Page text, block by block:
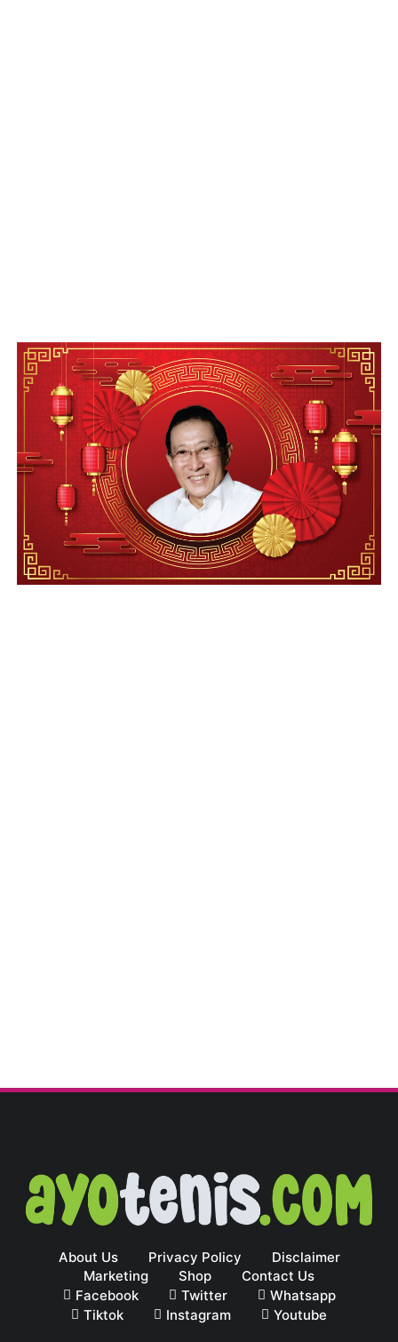
About Us Privacy Policy
Disclaimer
Marketing
Shop
Contact Us
Facebook
Twitter
Whatsapp
Tiktok
Instagram Youtube